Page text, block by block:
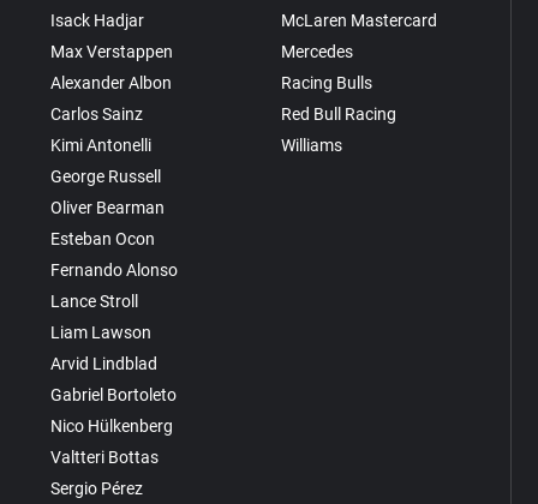
Isack Hadjar
Max Verstappen
Alexander Albon
Carlos Sainz
Kimi Antonelli
George Russell
Oliver Bearman
Esteban Ocon
Fernando Alonso
Lance Stroll
Liam Lawson
Arvid Lindblad
Gabriel Bortoleto
Nico Hülkenberg
Valtteri Bottas
Sergio Pérez
McLaren Mastercard
Mercedes
Racing Bulls
Red Bull Racing
Williams